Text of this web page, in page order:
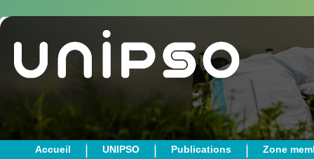
Accueil UNIPSO Publications Zone